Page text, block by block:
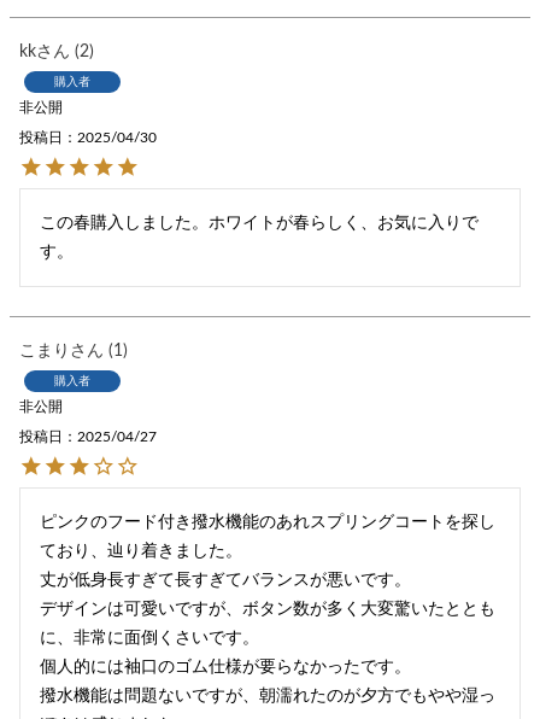
kk 2
購入者
非公開
投稿日 2025/04/30
この春購入しました。ホワイトが春らしく、お気に入りで
す。
こまり 1
購入者
非公開
投稿日 2025/04/27
ピンクのフード付き撥水機能のあれスプリングコートを探し
ており、辿り着きました。
丈が低身長すぎて長すぎてバランスが悪いです。
デザインは可愛いですが、ボタン数が多く大変驚いたととも
に、非常に面倒くさいです。
個人的には袖口のゴム仕様が要らなかったです。
撥水機能は問題ないですが、朝濡れたのが夕方でもやや湿っ